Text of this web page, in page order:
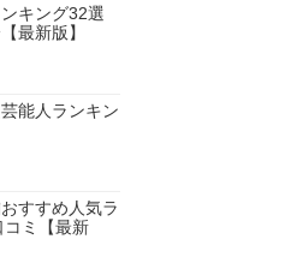
キング32選
最新版】
能人ランキン
すすめ人気ラ
コミ【最新